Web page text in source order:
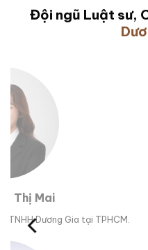
Đội ngũ Luật sư,
Nguyên Kiểm sát viên Viện